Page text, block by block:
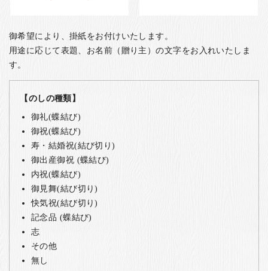
御希望により、掛紙をお付けいたします。
用途に応じて表題、お名前（贈り主）の文字をお入れいたしま
す。
【のしの種類】
御礼(蝶結び)
御祝(蝶結び)
寿・結婚祝(結び切り)
御出産御祝 (蝶結び)
内祝(蝶結び)
御見舞(結び切り)
快気祝(結び切り)
記念品 (蝶結び)
志
その他
無し